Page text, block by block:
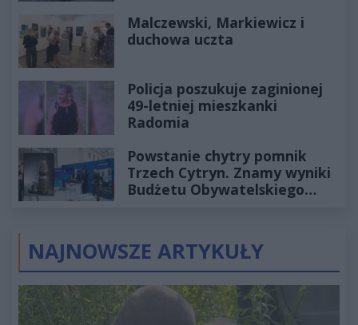
Malczewski, Markiewicz i
duchowa uczta
Policja poszukuje zaginionej
49-letniej mieszkanki
Radomia
Powstanie chytry pomnik
Trzech Cytryn. Znamy wyniki
Budżetu Obywatelskiego
NAJNOWSZE ARTYKUŁY